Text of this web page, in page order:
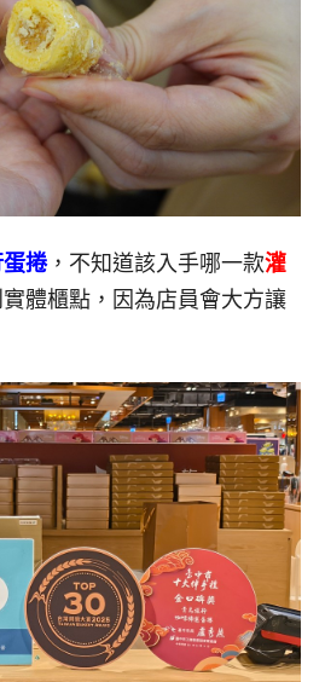
捲，不知道該入手哪一款灌
體櫃點，因為店員會大方讓